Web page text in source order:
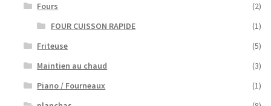
Fours
(2)
FOUR CUISSON RAPIDE
(1)
Friteuse
(5)
Maintien au chaud
(3)
Piano / Fourneaux
(1)